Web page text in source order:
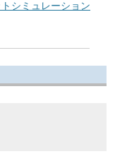
シミュレーション